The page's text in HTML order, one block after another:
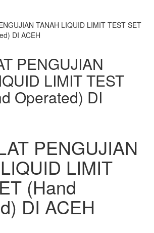
TANAH LIQUID LIMIT TEST SET
DI ACEH
PENGUJIAN
LIMIT TEST
Operated) DI
PENGUJIAN
LIMIT
(Hand
DI ACEH